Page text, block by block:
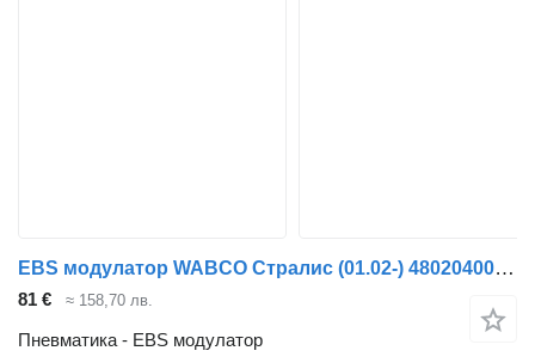
EBS модулатор WABCO Стралис (01.02-) 4802040020 за камион IVECO Stralis, Trakker (2002-)
81 € ≈ 158,70 лв.
Пневматика - EBS модулатор